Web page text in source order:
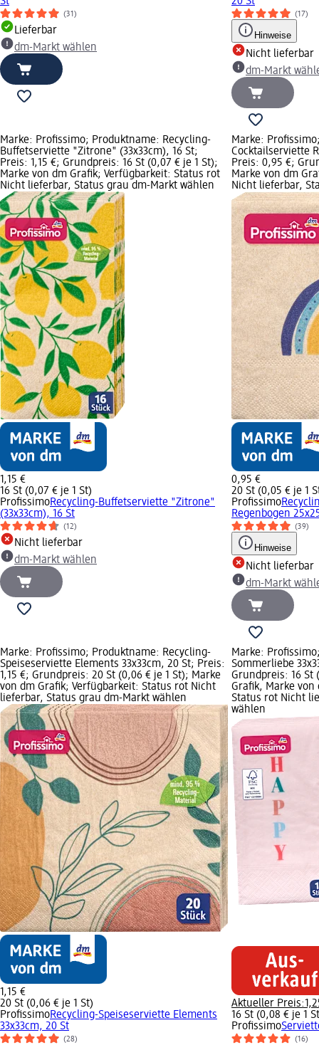
(31)
Lieferbar
dm-Markt wählen
(17)
Hinweise
Nicht lieferbar
dm-Markt
Marke: Profissimo; Produktname: Recycling-
Buffetserviette "Zitrone" (33x33cm), 16 St;
Preis: 1,15 €; Grundpreis: 16 St (0,07 € je 1 St);
Marke von dm Grafik; Verfügbarkeit: Status rot
Nicht lieferbar, Status grau dm-Markt wählen
1,15 €
16 St (0,07 € je 1 St)
ProfissimoRecycling-Buffetserviette "Zitrone"
(33x33cm), 16 St
(12)
Nicht lieferbar
dm-Markt wählen
Marke:
Cocktailserviette
Preis: 0,95 €;
Marke von dm
Nicht lieferbar,
0,95 €
20 St (0,05 € je 1
Profissimo
Regenbogen
(39)
Hinweise
Nicht lieferbar
dm-Markt
Marke: Profissimo; Produktname: Recycling-
Speiseserviette Elements 33x33cm, 20 St; Preis:
1,15 €; Grundpreis: 20 St (0,06 € je 1 St); Marke
von dm Grafik; Verfügbarkeit: Status rot Nicht
lieferbar, Status grau dm-Markt wählen
1,15 €
20 St (0,06 € je 1 St)
ProfissimoRecycling-Speiseserviette Elements
33x33cm, 20 St
(28)
Marke:
Sommerliebe
Grundpreis: 16 St
Grafik, Marke von
Status rot Nicht
wählen
Aktueller Preis:
16 St (0,08 € je 1
Profissimo
(16)